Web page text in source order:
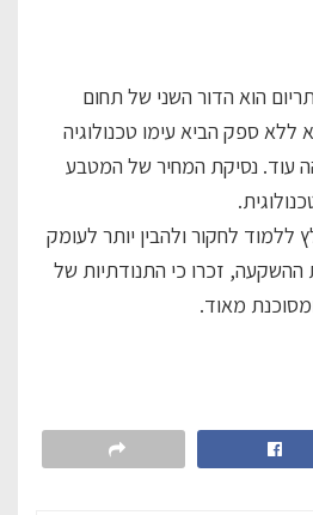
הוא הדור השני של תחום
ללא ספק הביא עימו טכנולוגיה
עוד. נסיקת המחיר של המטבע
ללמוד לחקור ולהבין יותר לעומק
ההשקעה, זכרו כי התנודתיות של
מאוד.